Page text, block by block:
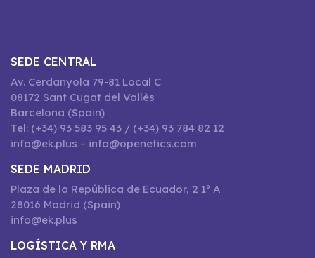
SEDE CENTRAL
Av. Cerdanyola 79-81 Local C
08172 Sant Cugat del Vallès
Barcelona (Spain)
Tel: (+34) 93 583 95 43 / (+34) 93 784 82 12
info@ek.plus – info@openetics.com
SEDE MADRID
Plaza de la República de Ecuador, 2 1º A
28016 Madrid (Spain)
info@ek.plus
LOGÍSTICA Y RMA